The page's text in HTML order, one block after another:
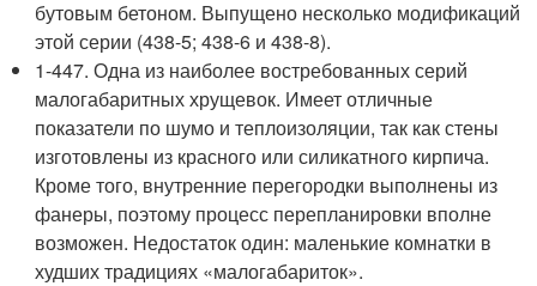
бутовым бетоном. Выпущено несколько модификаций
этой серии (438-5; 438-6 и 438-8).
1-447. Одна из наиболее востребованных серий
малогабаритных хрущевок. Имеет отличные
показатели по шумо и теплоизоляции, так как стены
изготовлены из красного или силикатного кирпича.
Кроме того, внутренние перегородки выполнены из
фанеры, поэтому процесс перепланировки вполне
возможен. Недостаток один: маленькие комнатки в
худших традициях «малогабариток».